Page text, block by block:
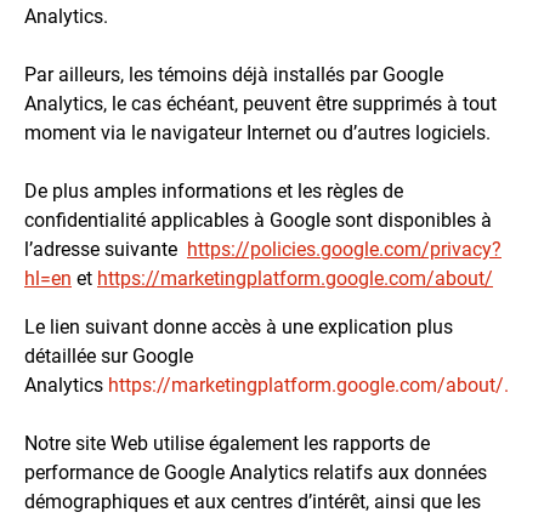
Analytics.
Par ailleurs, les témoins déjà installés par Google
Analytics, le cas échéant, peuvent être supprimés à tout
moment via le navigateur Internet ou d’autres logiciels.
De plus amples informations et les règles de
confidentialité applicables à Google sont disponibles à
l’adresse suivante https://policies.google.com/privacy?
hl=en et https://marketingplatform.google.com/about/
Le lien suivant donne accès à une explication plus
détaillée sur Google
Analytics https://marketingplatform.google.com/about/.
Notre site Web utilise également les rapports de
performance de Google Analytics relatifs aux données
démographiques et aux centres d’intérêt, ainsi que les